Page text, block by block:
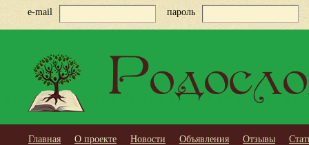
e-mail пароль
Главная О проекте Новости Объявления Отзывы